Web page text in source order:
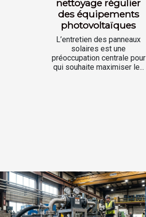
nettoyage régulier
des équipements
photovoltaïques
L’entretien des panneaux
solaires est une
préoccupation centrale pour
qui souhaite maximiser le...